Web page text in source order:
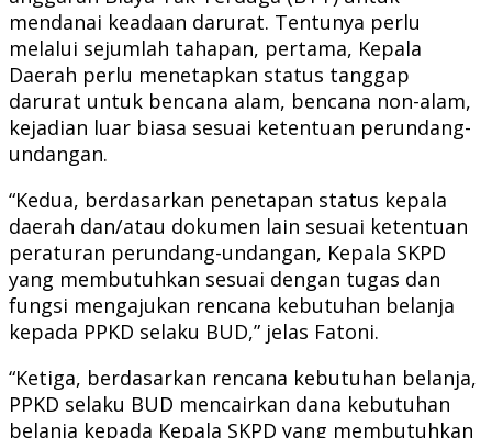
mendanai keadaan darurat. Tentunya perlu
melalui sejumlah tahapan, pertama, Kepala
Daerah perlu menetapkan status tanggap
darurat untuk bencana alam, bencana non-alam,
kejadian luar biasa sesuai ketentuan perundang-
undangan.
“Kedua, berdasarkan penetapan status kepala
daerah dan/atau dokumen lain sesuai ketentuan
peraturan perundang-undangan, Kepala SKPD
yang membutuhkan sesuai dengan tugas dan
fungsi mengajukan rencana kebutuhan belanja
kepada PPKD selaku BUD,” jelas Fatoni.
“Ketiga, berdasarkan rencana kebutuhan belanja,
PPKD selaku BUD mencairkan dana kebutuhan
belanja kepada Kepala SKPD yang membutuhkan